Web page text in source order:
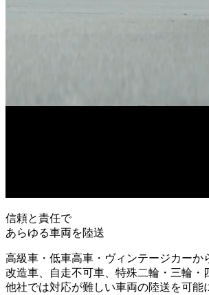
信頼と責任で
あらゆる車両を陸送
高級車・低車高車・ヴィンテージカーか
改造車、自走不可車、特殊二輪・三輪・
他社では対応が難しい車両の陸送を可能